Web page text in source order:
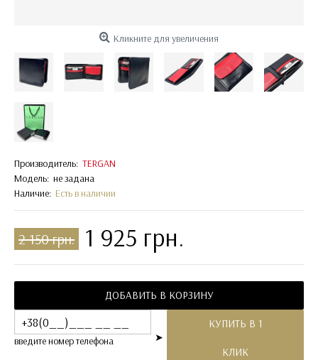
Кликните для увеличения
Производитель: TERGAN
Модель: не задана
Наличие: Есть в наличии
2 150 грн. 1 925 грн.
ДОБАВИТЬ В КОРЗИНУ
введите номер телефона ➤
КУПИТЬ В 1
КЛИК